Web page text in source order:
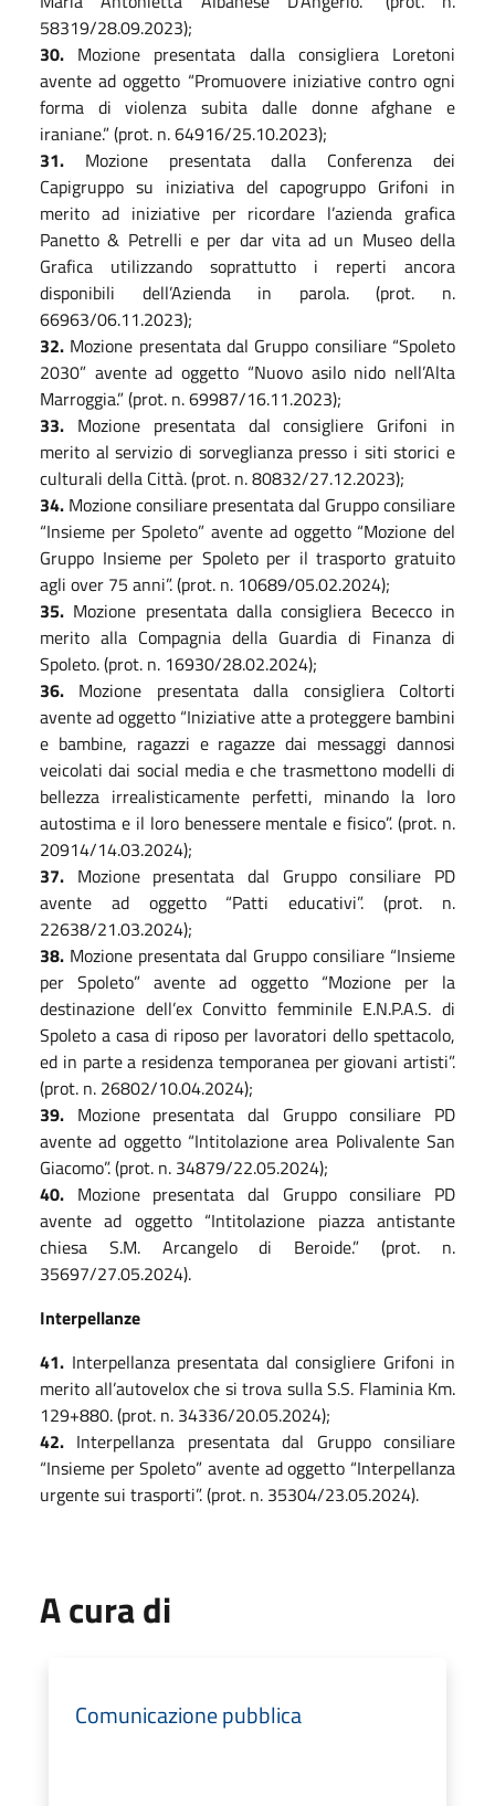
58319/28.09.2023);
30. Mozione presentata dalla consigliera Loretoni
avente ad oggetto “Promuovere iniziative contro ogni
forma di violenza subita dalle donne afghane e
iraniane.” (prot. n. 64916/25.10.2023);
31. Mozione presentata dalla Conferenza dei
Capigruppo su iniziativa del capogruppo Grifoni in
merito ad iniziative per ricordare l’azienda grafica
Panetto & Petrelli e per dar vita ad un Museo della
Grafica utilizzando soprattutto i reperti ancora
disponibili dell’Azienda in parola. (prot. n.
66963/06.11.2023);
32. Mozione presentata dal Gruppo consiliare “Spoleto
2030” avente ad oggetto “Nuovo asilo nido nell’Alta
Marroggia.” (prot. n. 69987/16.11.2023);
33. Mozione presentata dal consigliere Grifoni in
merito al servizio di sorveglianza presso i siti storici e
culturali della Città. (prot. n. 80832/27.12.2023);
34. Mozione consiliare presentata dal Gruppo consiliare
“Insieme per Spoleto” avente ad oggetto “Mozione del
Gruppo Insieme per Spoleto per il trasporto gratuito
agli over 75 anni”. (prot. n. 10689/05.02.2024);
35. Mozione presentata dalla consigliera Bececco in
merito alla Compagnia della Guardia di Finanza di
Spoleto. (prot. n. 16930/28.02.2024);
36. Mozione presentata dalla consigliera Coltorti
avente ad oggetto “Iniziative atte a proteggere bambini
e bambine, ragazzi e ragazze dai messaggi dannosi
veicolati dai social media e che trasmettono modelli di
bellezza irrealisticamente perfetti, minando la loro
autostima e il loro benessere mentale e fisico”. (prot. n.
20914/14.03.2024);
37. Mozione presentata dal Gruppo consiliare PD
avente ad oggetto “Patti educativi”. (prot. n.
22638/21.03.2024);
38. Mozione presentata dal Gruppo consiliare “Insieme
per Spoleto” avente ad oggetto “Mozione per la
destinazione dell’ex Convitto femminile E.N.P.A.S. di
Spoleto a casa di riposo per lavoratori dello spettacolo,
ed in parte a residenza temporanea per giovani artisti”.
(prot. n. 26802/10.04.2024);
39. Mozione presentata dal Gruppo consiliare PD
avente ad oggetto “Intitolazione area Polivalente San
Giacomo”. (prot. n. 34879/22.05.2024);
40. Mozione presentata dal Gruppo consiliare PD
avente ad oggetto “Intitolazione piazza antistante
chiesa S.M. Arcangelo di Beroide.” (prot. n.
35697/27.05.2024).
Interpellanze
41. Interpellanza presentata dal consigliere Grifoni in
merito all’autovelox che si trova sulla S.S. Flaminia Km.
129+880. (prot. n. 34336/20.05.2024);
42. Interpellanza presentata dal Gruppo consiliare
“Insieme per Spoleto” avente ad oggetto “Interpellanza
urgente sui trasporti”. (prot. n. 35304/23.05.2024).
A cura di
Comunicazione pubblica